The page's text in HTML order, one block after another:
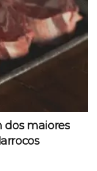
dos maiores